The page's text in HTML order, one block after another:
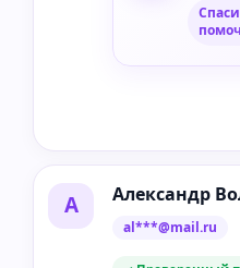
А Александр
al***@mail.ru